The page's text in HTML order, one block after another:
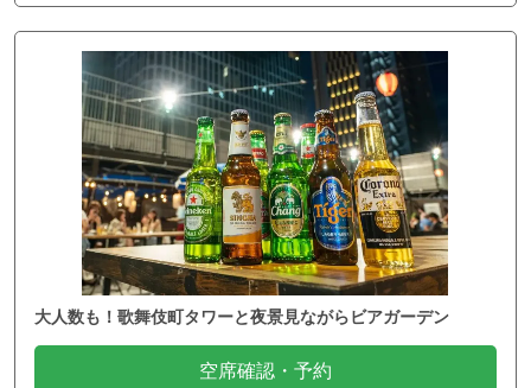
大人数も！歌舞伎町タワーと夜景見ながらビアガーデン
空席確認・予約